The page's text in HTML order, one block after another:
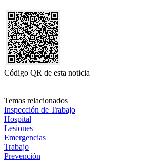
Código QR de esta noticia
Temas relacionados
Inspección de Trabajo
Hospital
Lesiones
Emergencias
Trabajo
Prevención